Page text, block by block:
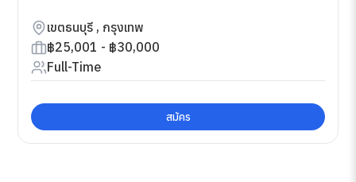
เขตธนบุรี , กรุงเทพ
฿25,001 - ฿30,000
Full-Time
สมัคร